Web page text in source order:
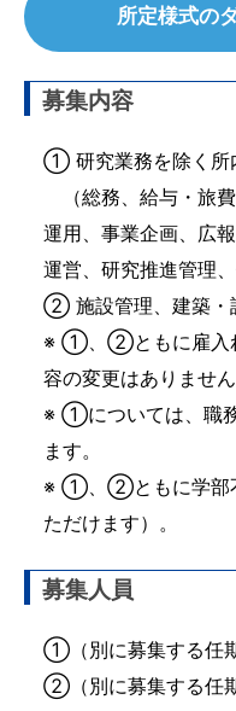
所定様式の
募集内容
① 研究業務を除く所
（総務、給与・旅
運用、事業企画、広
運営、研究推進管理、
② 施設管理、建築・
※ ①、②ともに雇入
容の変更はありません
※ ①については、職
ます。
※ ①、②ともに学部
ただけます）。
募集人員
①（別に募集する任
②（別に募集する任